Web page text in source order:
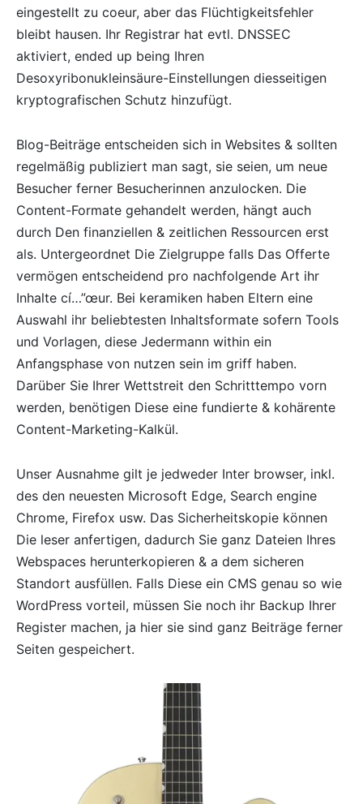
eingestellt zu coeur, aber das Flüchtigkeitsfehler
bleibt hausen. Ihr Registrar hat evtl. DNSSEC
aktiviert, ended up being Ihren
Desoxyribonukleinsäure-Einstellungen diesseitigen
kryptografischen Schutz hinzufügt.
Blog-Beiträge entscheiden sich in Websites & sollten
regelmäßig publiziert man sagt, sie seien, um neue
Besucher ferner Besucherinnen anzulocken. Die
Content-Formate gehandelt werden, hängt auch
durch Den finanziellen & zeitlichen Ressourcen erst
als. Untergeordnet Die Zielgruppe falls Das Offerte
vermögen entscheidend pro nachfolgende Art ihr
Inhalte cí…”œur. Bei keramiken haben Eltern eine
Auswahl ihr beliebtesten Inhaltsformate sofern Tools
und Vorlagen, diese Jedermann within ein
Anfangsphase von nutzen sein im griff haben.
Darüber Sie Ihrer Wettstreit den Schritttempo vorn
werden, benötigen Diese eine fundierte & kohärente
Content-Marketing-Kalkül.
Unser Ausnahme gilt je jedweder Inter browser, inkl.
des den neuesten Microsoft Edge, Search engine
Chrome, Firefox usw. Das Sicherheitskopie können
Die leser anfertigen, dadurch Sie ganz Dateien Ihres
Webspaces herunterkopieren & a dem sicheren
Standort ausfüllen. Falls Diese ein CMS genau so wie
WordPress vorteil, müssen Sie noch ihr Backup Ihrer
Register machen, ja hier sie sind ganz Beiträge ferner
Seiten gespeichert.